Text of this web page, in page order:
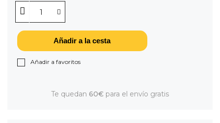
Añadir a la cesta
Añadir a favoritos
Te quedan 60€ para el envío gratis